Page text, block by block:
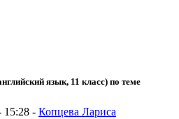
язык, 11 класс) по теме
15:28 - Копцева Лариса